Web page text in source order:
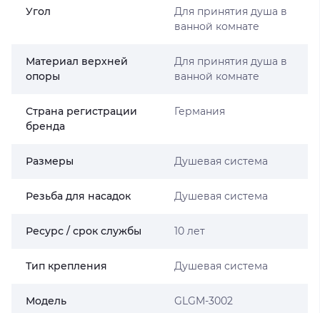
Угол
Для принятия душа в
ванной комнате
Материал верхней
опоры
Для принятия душа в
ванной комнате
Страна регистрации
бренда
Германия
Размеры Душевая система
Резьба для насадок Душевая система
Ресурс / срок службы 10 лет
Тип крепления Душевая система
Мoдель GLGM-3002